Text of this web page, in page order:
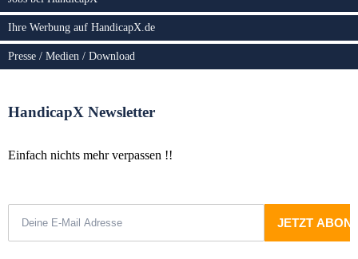
Ihre Werbung auf HandicapX.de
Presse / Medien / Download
HandicapX Newsletter
Einfach nichts mehr verpassen !!